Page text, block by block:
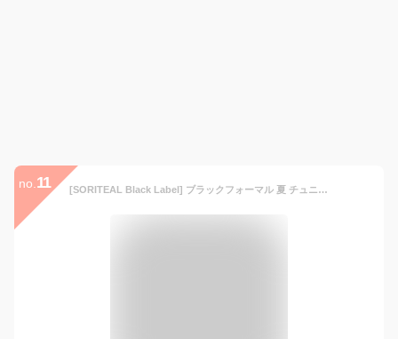
no. 11 [SORITEAL Black Label] ブラックフォーマル 夏 チュニック 胸元 レース 前開き レディース ブラック LLサイズ 110725516